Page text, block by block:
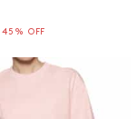
45% OFF